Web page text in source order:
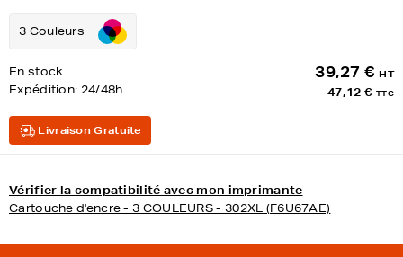
3 Couleurs
En stock
Expédition: 24/48h
39,27 € HT
47,12 € TTC
Livraison Gratuite
Vérifier la compatibilité avec mon imprimante
Cartouche d'encre - 3 COULEURS - 302XL (F6U67AE)